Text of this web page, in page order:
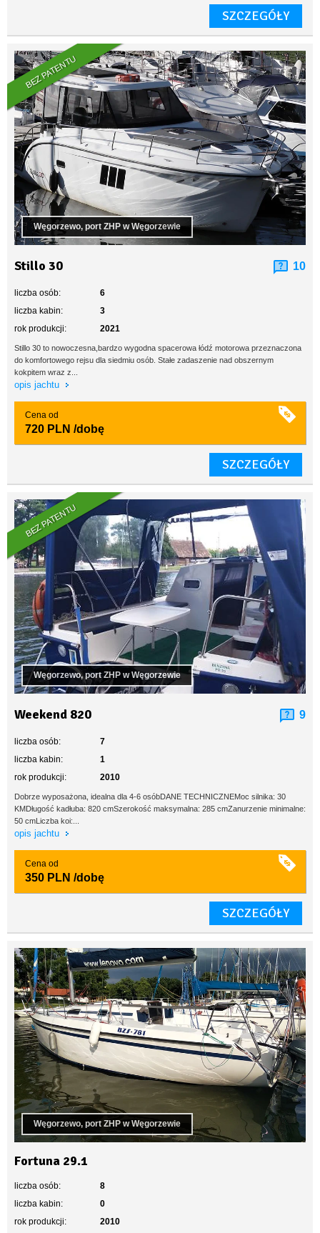
SZCZEGÓŁY
BEZ PATENTU
Węgorzewo, port ZHP w Węgorzewie
Stillo 30 10
liczba osób:
6
liczba kabin:
3
rok produkcji:
2021
Stillo 30 to nowoczesna,bardzo wygodna spacerowa łódź motorowa przeznaczona
do komfortowego rejsu dla siedmiu osób. Stałe zadaszenie nad obszernym
kokpitem wraz z...
opis jachtu
Cena od
720 PLN /dobę
SZCZEGÓŁY
BEZ PATENTU
Węgorzewo, port ZHP w Węgorzewie
Weekend 820 9
liczba osób:
7
liczba kabin:
1
rok produkcji:
2010
Dobrze wyposażona, idealna dla 4-6 osóbDANE TECHNICZNEMoc silnika: 30
KMDługość kadłuba: 820 cmSzerokość maksymalna: 285 cmZanurzenie minimalne:
50 cmLiczba koi:...
opis jachtu
Cena od
350 PLN /dobę
SZCZEGÓŁY
Węgorzewo, port ZHP w Węgorzewie
Fortuna 29.1
liczba osób:
8
liczba kabin:
0
rok produkcji:
2010